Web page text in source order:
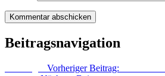
Beitragsnavigation
Vorheriger Beitrag: